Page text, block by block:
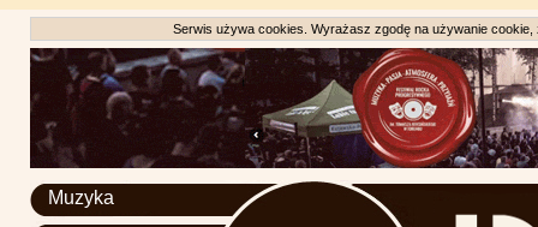
Serwis używa cookies. Wyrażasz zgodę na używanie
Muzyka